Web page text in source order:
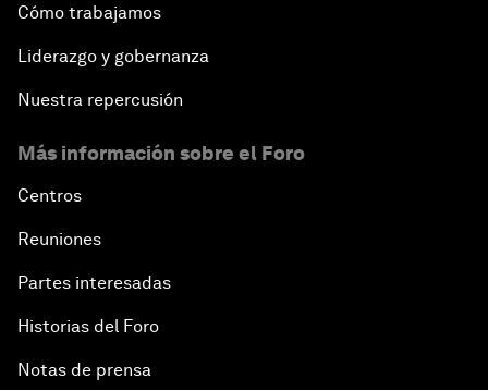
Cómo trabajamos
Liderazgo y gobernanza
Nuestra repercusión
Más información sobre el Foro
Centros
Reuniones
Partes interesadas
Historias del Foro
Notas de prensa